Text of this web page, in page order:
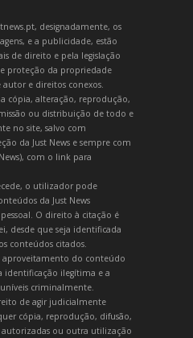
designadamente, os
e a publicidade, estão
de direito e pela legislação
proteção da propriedade
e direitos conexos.
cópia, alteração, reprodução,
ou distribuição de todo e
no site, salvo com
da Just News e sempre com
com o link para
o utilizador pode
da Just News
O direito à citação é
desde que seja identificada
conteúdos citados.
aproveitamento do conteúdo
identificação ilegítima e a
criminalmente.
de agir judicialmente
cópia, reprodução, difusão,
ou outra utilização